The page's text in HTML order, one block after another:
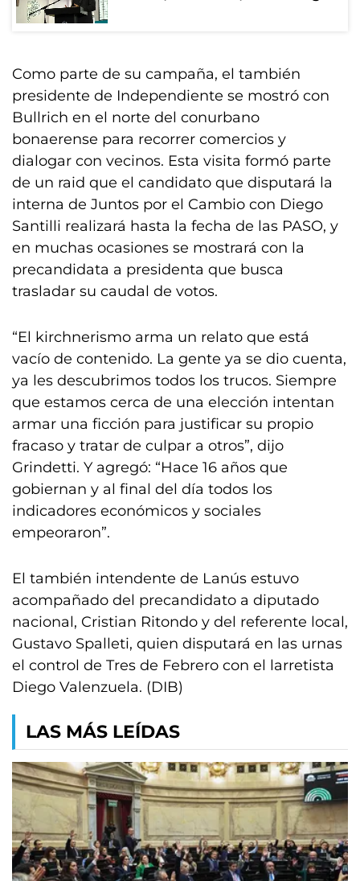
Como parte de su campaña, el también
presidente de Independiente se mostró con
Bullrich en el norte del conurbano
bonaerense para recorrer comercios y
dialogar con vecinos. Esta visita formó parte
de un raid que el candidato que disputará la
interna de Juntos por el Cambio con Diego
Santilli realizará hasta la fecha de las PASO, y
en muchas ocasiones se mostrará con la
precandidata a presidenta que busca
trasladar su caudal de votos.
“El kirchnerismo arma un relato que está
vacío de contenido. La gente ya se dio cuenta,
ya les descubrimos todos los trucos. Siempre
que estamos cerca de una elección intentan
armar una ficción para justificar su propio
fracaso y tratar de culpar a otros”, dijo
Grindetti. Y agregó: “Hace 16 años que
gobiernan y al final del día todos los
indicadores económicos y sociales
empeoraron”.
El también intendente de Lanús estuvo
acompañado del precandidato a diputado
nacional, Cristian Ritondo y del referente local,
Gustavo Spalleti, quien disputará en las urnas
el control de Tres de Febrero con el larretista
Diego Valenzuela. (DIB)
LAS MÁS LEÍDAS